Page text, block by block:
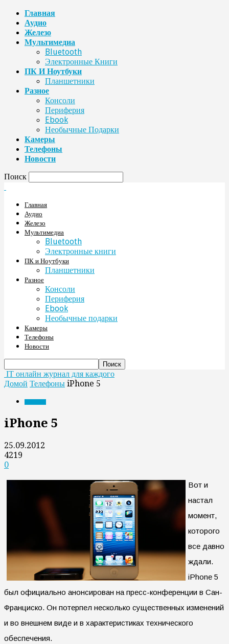
Главная
Аудио
Железо
Мультимедиа
Bluetooth
Электронные Книги
ПК И Ноутбуки
Планшетники
Разное
Консоли
Периферия
Ebook
Необычные Подарки
Камеры
Телефоны
Новости
Поиск
Главная
Аудио
Железо
Мультимедиа
Bluetooth
Электронные книги
ПК и Ноутбуки
Планшетники
Разное
Консоли
Периферия
Ebook
Необычные подарки
Камеры
Телефоны
Новости
IT онлайн журнал для каждого
Домой Телефоны iPhone 5
iPhone 5
25.09.2012
4219
0
Вот и
настал
момент,
которого
все давно
ждали.
iPhone 5
был официально анонсирован на пресс-конференции в Сан-
Франциско. Он потерпел несколько существенных изменений
и во внешнем виде и в характеристиках технического
обеспечения.